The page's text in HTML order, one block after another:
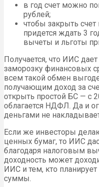
в год счет можно
рублей;
чтобы закрыть
придется ждать 3
вычеты и льготы
Получается, что ИИС
заморозку финансовых
всем такой обмен
получающим доход за
открыть простой БС — с
облагается НДФЛ. Да и
деньгами не
Если же инвесторы
ценных бумаг, то ИИС
благодаря налоговым
доходность может
ИИС и тем, кто
суммы.